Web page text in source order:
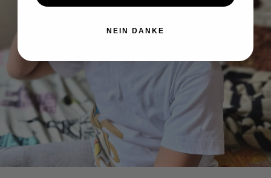
NEIN DANKE